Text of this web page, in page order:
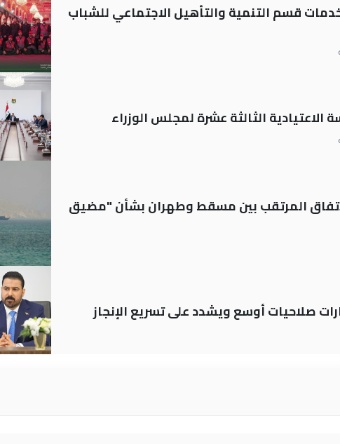
خدمات قسم التنمية والتأهيل الاجتماعي للشباب
الثالثة عشرة لمجلس الوزراء
المرتقب بين مسقط وطهران بشأن "مضيق
صلاحيات أوسع ويشدد على تسريع الإنجاز